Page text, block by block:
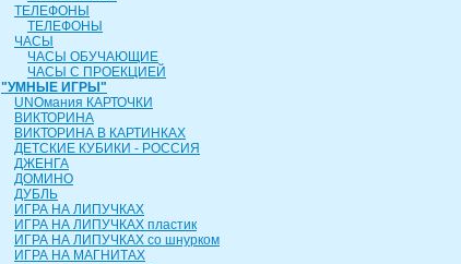
ТЕЛЕФОНЫ
ТЕЛЕФОНЫ
ЧАСЫ
ЧАСЫ ОБУЧАЮЩИЕ
ЧАСЫ С ПРОЕКЦИЕЙ
"УМНЫЕ ИГРЫ"
UNOмания КАРТОЧКИ
ВИКТОРИНА
ВИКТОРИНА В КАРТИНКАХ
ДЕТСКИЕ КУБИКИ - РОССИЯ
ДЖЕНГА
ДОМИНО
ДУБЛЬ
ИГРА НА ЛИПУЧКАХ
ИГРА НА ЛИПУЧКАХ пластик
ИГРА НА ЛИПУЧКАХ со шнурком
ИГРА НА МАГНИТАХ